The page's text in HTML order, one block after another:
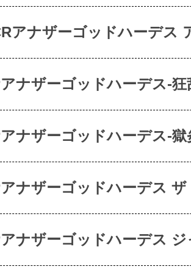
アナザーゴッドハーデス
ナザーゴッドハーデス-狂
ナザーゴッドハーデス-獄
ナザーゴッドハーデス
ナザーゴッドハーデス